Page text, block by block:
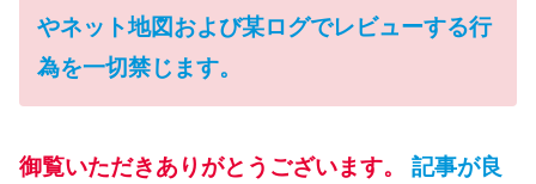
やネット地図および某ログでレビューする行
為を一切禁じます。
御覧いただきありがとうございます。
記事が良